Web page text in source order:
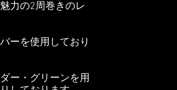
力の2周巻きのレ
ーを使用しており
ー・グリーンを用